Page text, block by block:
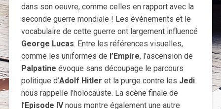
dans son oeuvre, comme celles en rapport avec la
seconde guerre mondiale ! Les événements et le
vocabulaire de cette guerre ont largement influencé
George Lucas. Entre les références visuelles,
comme les uniformes de l’Empire, l’ascension de
Palpatine évoque sans découpage le parcours
politique d’Adolf Hitler et la purge contre les Jedi
nous rappelle l’holocauste. La scène finale de
l’Episode IVnous montre également une autre